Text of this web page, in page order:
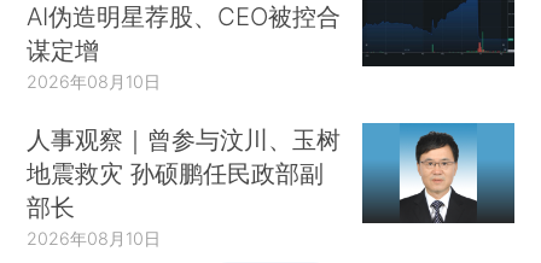
AI伪造明星荐股、CEO被控合
谋定增
2026年08月10日
人事观察｜曾参与汶川、玉树
地震救灾 孙硕鹏任民政部副
部长
2026年08月10日